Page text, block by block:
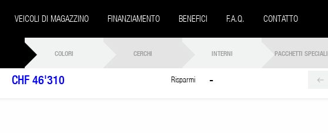
VEICOLI DI MAGAZZINO FINANZIAMENTO BENEFICI F.A.Q. CONTATTO
COLORI CERCHI INTERNI PACCHETTI SPECIALI
CHF 46'310 Risparmi -